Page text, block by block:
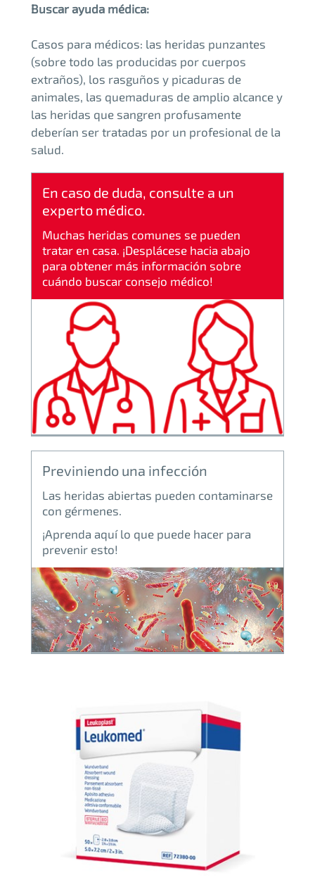
Buscar ayuda médica:
Casos para médicos: las heridas punzantes
(sobre todo las producidas por cuerpos
extraños), los rasguños y picaduras de
animales, las quemaduras de amplio alcance y
las heridas que sangren profusamente
deberían ser tratadas por un profesional de la
salud.
En caso de duda, consulte a un
experto médico.
Muchas heridas comunes se pueden
tratar en casa. ¡Desplácese hacia abajo
para obtener más información sobre
cuándo buscar consejo médico!
Previniendo una infección
Las heridas abiertas pueden contaminarse
con gérmenes.
¡Aprenda aquí lo que puede hacer para
prevenir esto!